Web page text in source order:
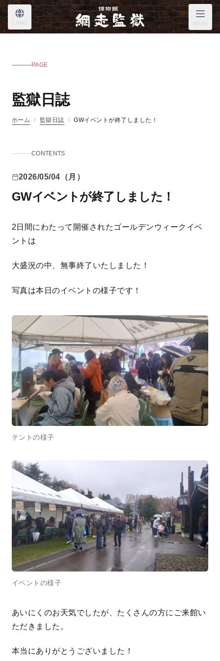
LANG MENU
PAGE
監獄日誌
ホーム / 監獄日誌 / GWイベントが終了しました！
CONTENTS
2026/05/04（月）
GWイベントが終了しました！
2日間にわたって開催されたゴールデンウィークイベ
ントは
大盛況の中、無事終了いたしました！
写真は本日のイベントの様子です！
テントの様子
イベントの様子
あいにくのお天気でしたが、たくさんの方にご来館い
ただきました。
本当にありがとうございました！